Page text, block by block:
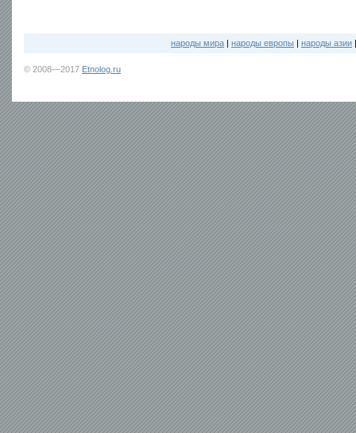
народы мира | народы европы | народы азии
© 2008—2017 Etnolog.ru